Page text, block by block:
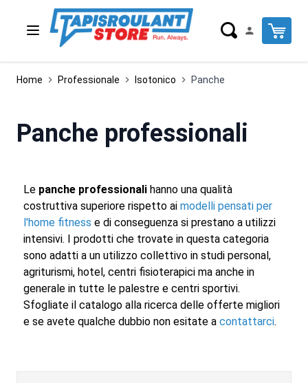
Salta al contenuto
Cart
Home Professionale Isotonico Panche
Panche professionali
Le panche professionali hanno una qualità
costruttiva superiore rispetto ai modelli pensati per
l'home fitness e di conseguenza si prestano a utilizzi
intensivi. I prodotti che trovate in questa categoria
sono adatti a un utilizzo collettivo in studi personal,
agriturismi, hotel, centri fisioterapici ma anche in
generale in tutte le palestre e centri sportivi.
Sfogliate il catalogo alla ricerca delle offerte migliori
e se avete qualche dubbio non esitate a contattarci.